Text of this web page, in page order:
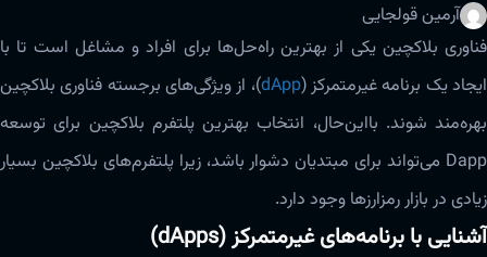
آرمین قولجایی
فناوری بلاکچین یکی از بهترین راه‌حل‌ها برای افراد و مشاغل است تا با
ایجاد یک برنامه غیرمتمرکز (dApp)، از ویژگی‌های برجسته‌ فناوری بلاکچین
بهره‌مند شوند. بااین‌حال، انتخاب بهترین پلتفرم بلاکچین برای توسعه‌
Dapp‌ می‌تواند برای مبتدیان دشوار باشد، زیرا پلتفرم‌های بلاکچین بسیار
زیادی در بازار رمزارزها وجود دارد.
آشنایی با برنامه‌های غیرمتمرکز (dApps)